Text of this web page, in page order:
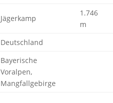
Jägerkamp
1.746
m
Deutschland
Bayerische
Voralpen,
Mangfallgebirge